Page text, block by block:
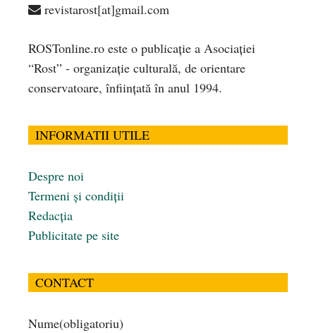
revistarost[at]gmail.com
ROSTonline.ro este o publicaţie a Asociaţiei
“Rost” - organizaţie culturală, de orientare
conservatoare, înfiinţată în anul 1994.
INFORMATII UTILE
Despre noi
Termeni și condiții
Redacția
Publicitate pe site
CONTACT
Nume(obligatoriu)